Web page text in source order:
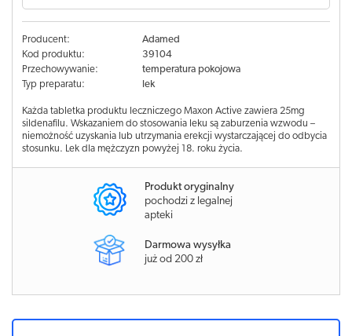
Producent:
Adamed
Kod produktu:
39104
Przechowywanie:
temperatura pokojowa
Typ preparatu:
lek
Każda tabletka produktu leczniczego Maxon Active zawiera 25mg
sildenafilu. Wskazaniem do stosowania leku są zaburzenia wzwodu –
niemożność uzyskania lub utrzymania erekcji wystarczającej do odbycia
stosunku. Lek dla mężczyzn powyżej 18. roku życia.
Produkt oryginalny
pochodzi z legalnej
apteki
Darmowa wysyłka
już od 200 zł